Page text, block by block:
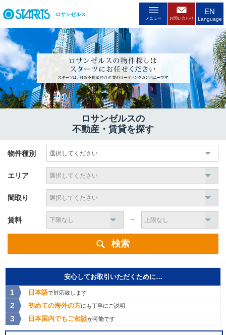
ロサンゼルス
メニュー お問い合わせ
EN
Language
ロサンゼルスの
不動産・賃貸を探す
物件種別
エリア
間取り
賃料 ～
検索
安心してお取引いただくために…
日本語で対応致します
初めての海外の方にも丁寧にご説明
日本国内でもご相談が可能です